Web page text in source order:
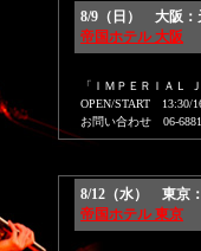
8/9（日） 大阪
帝国ホテル 大阪
「ＩＭＰＥＲＩＡＬ
OPEN/START 13:30/
お問い合わせ 06-
8/12（水） 東京
帝国ホテル 東京